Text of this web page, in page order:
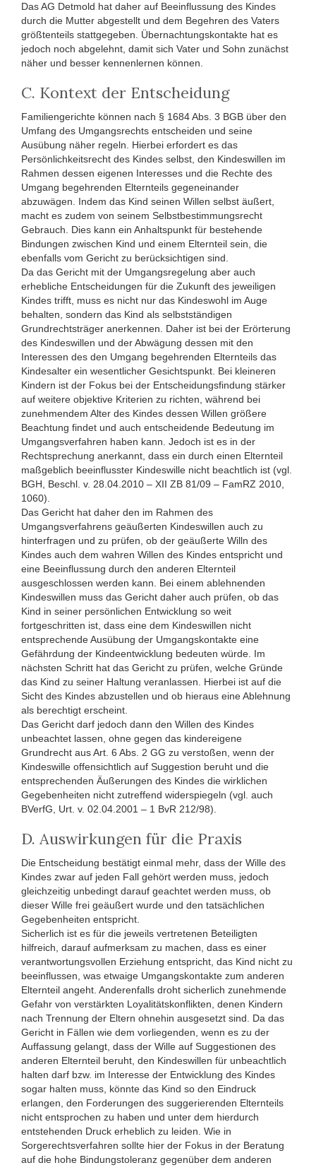
Das AG Detmold hat daher auf Beeinflussung des Kindes
durch die Mutter abgestellt und dem Begehren des Vaters
größtenteils stattgegeben. Übernachtungskontakte hat es
jedoch noch abgelehnt, damit sich Vater und Sohn zunächst
näher und besser kennenlernen können.
C. Kontext der Entscheidung
Familiengerichte können nach § 1684 Abs. 3 BGB über den
Umfang des Umgangsrechts entscheiden und seine
Ausübung näher regeln. Hierbei erfordert es das
Persönlichkeitsrecht des Kindes selbst, den Kindeswillen im
Rahmen dessen eigenen Interesses und die Rechte des
Umgang begehrenden Elternteils gegeneinander
abzuwägen. Indem das Kind seinen Willen selbst äußert,
macht es zudem von seinem Selbstbestimmungsrecht
Gebrauch. Dies kann ein Anhaltspunkt für bestehende
Bindungen zwischen Kind und einem Elternteil sein, die
ebenfalls vom Gericht zu berücksichtigen sind.
Da das Gericht mit der Umgangsregelung aber auch
erhebliche Entscheidungen für die Zukunft des jeweiligen
Kindes trifft, muss es nicht nur das Kindeswohl im Auge
behalten, sondern das Kind als selbstständigen
Grundrechtsträger anerkennen. Daher ist bei der Erörterung
des Kindeswillen und der Abwägung dessen mit den
Interessen des den Umgang begehrenden Elternteils das
Kindesalter ein wesentlicher Gesichtspunkt. Bei kleineren
Kindern ist der Fokus bei der Entscheidungsfindung stärker
auf weitere objektive Kriterien zu richten, während bei
zunehmendem Alter des Kindes dessen Willen größere
Beachtung findet und auch entscheidende Bedeutung im
Umgangsverfahren haben kann. Jedoch ist es in der
Rechtsprechung anerkannt, dass ein durch einen Elternteil
maßgeblich beeinflusster Kindeswille nicht beachtlich ist (vgl.
BGH, Beschl. v. 28.04.2010 – XII ZB 81/09 – FamRZ 2010,
1060).
Das Gericht hat daher den im Rahmen des
Umgangsverfahrens geäußerten Kindeswillen auch zu
hinterfragen und zu prüfen, ob der geäußerte Willn des
Kindes auch dem wahren Willen des Kindes entspricht und
eine Beeinflussung durch den anderen Elternteil
ausgeschlossen werden kann. Bei einem ablehnenden
Kindeswillen muss das Gericht daher auch prüfen, ob das
Kind in seiner persönlichen Entwicklung so weit
fortgeschritten ist, dass eine dem Kindeswillen nicht
entsprechende Ausübung der Umgangskontakte eine
Gefährdung der Kindeentwicklung bedeuten würde. Im
nächsten Schritt hat das Gericht zu prüfen, welche Gründe
das Kind zu seiner Haltung veranlassen. Hierbei ist auf die
Sicht des Kindes abzustellen und ob hieraus eine Ablehnung
als berechtigt erscheint.
Das Gericht darf jedoch dann den Willen des Kindes
unbeachtet lassen, ohne gegen das kindereigene
Grundrecht aus Art. 6 Abs. 2 GG zu verstoßen, wenn der
Kindeswille offensichtlich auf Suggestion beruht und die
entsprechenden Äußerungen des Kindes die wirklichen
Gegebenheiten nicht zutreffend widerspiegeln (vgl. auch
BVerfG, Urt. v. 02.04.2001 – 1 BvR 212/98).
D. Auswirkungen für die Praxis
Die Entscheidung bestätigt einmal mehr, dass der Wille des
Kindes zwar auf jeden Fall gehört werden muss, jedoch
gleichzeitig unbedingt darauf geachtet werden muss, ob
dieser Wille frei geäußert wurde und den tatsächlichen
Gegebenheiten entspricht.
Sicherlich ist es für die jeweils vertretenen Beteiligten
hilfreich, darauf aufmerksam zu machen, dass es einer
verantwortungsvollen Erziehung entspricht, das Kind nicht zu
beeinflussen, was etwaige Umgangskontakte zum anderen
Elternteil angeht. Anderenfalls droht sicherlich zunehmende
Gefahr von verstärkten Loyalitätskonflikten, denen Kindern
nach Trennung der Eltern ohnehin ausgesetzt sind. Da das
Gericht in Fällen wie dem vorliegenden, wenn es zu der
Auffassung gelangt, dass der Wille auf Suggestionen des
anderen Elternteil beruht, den Kindeswillen für unbeachtlich
halten darf bzw. im Interesse der Entwicklung des Kindes
sogar halten muss, könnte das Kind so den Eindruck
erlangen, den Forderungen des suggerierenden Elternteils
nicht entsprochen zu haben und unter dem hierdurch
entstehenden Druck erheblich zu leiden. Wie in
Sorgerechtsverfahren sollte hier der Fokus in der Beratung
auf die hohe Bindungstoleranz gegenüber dem anderen